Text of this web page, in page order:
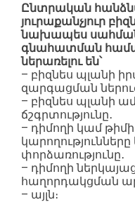
Ընտրական
յուրաքանչյուր
նախապես
գնահատման
ներառելու են՝
– բիզնես պլանի
զարգացման
– բիզնես պլանի
ճշգրտությունը․
– դիմողի կամ
փորձառությունը․
– դիմողի
հաղորդակցման
– այլն։